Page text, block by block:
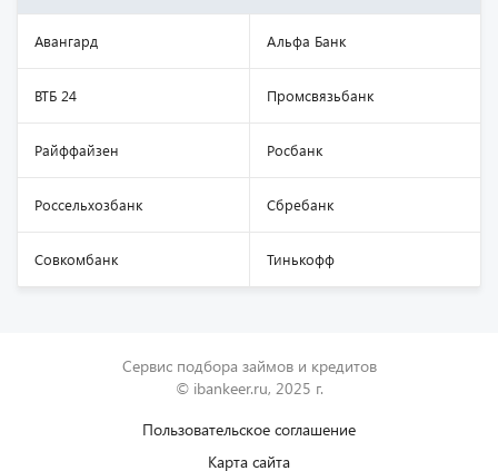
Авангард Альфа Банк
ВТБ 24 Промсвязьбанк
Райффайзен Росбанк
Россельхозбанк Сбребанк
Совкомбанк Тинькофф
Сервис подбора займов и кредитов
© ibankeer.ru, 2025 г.
Пользовательское соглашение
Карта сайта